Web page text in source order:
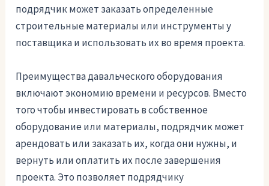
подрядчик может заказать определенные
строительные материалы или инструменты у
поставщика и использовать их во время проекта.
Преимущества давальческого оборудования
включают экономию времени и ресурсов. Вместо
того чтобы инвестировать в собственное
оборудование или материалы, подрядчик может
арендовать или заказать их, когда они нужны, и
вернуть или оплатить их после завершения
проекта. Это позволяет подрядчику